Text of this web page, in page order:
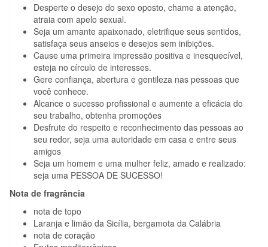
Desperte o desejo do sexo oposto, chame a atenção,
atraia com apelo sexual.
Seja um amante apaixonado, eletrifique seus sentidos,
satisfaça seus anseios e desejos sem inibições.
Cause uma primeira impressão positiva e inesquecível,
esteja no círculo de interesses.
Gere confiança, abertura e gentileza nas pessoas que
você conhece.
Alcance o sucesso profissional e aumente a eficácia do
seu trabalho, obtenha promoções
Desfrute do respeito e reconhecimento das pessoas ao
seu redor, seja uma autoridade em casa e entre seus
amigos
Seja um homem e uma mulher feliz, amado e realizado:
seja uma PESSOA DE SUCESSO!
Nota de fragrância
nota de topo
Laranja e limão da Sicília, bergamota da Calábria
nota de coração